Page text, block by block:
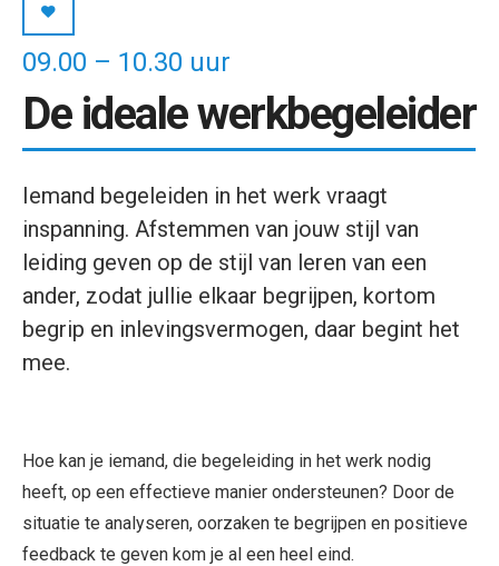
09.00 – 10.30 uur
De ideale werkbegeleider
Iemand begeleiden in het werk vraagt
inspanning. Afstemmen van jouw stijl van
leiding geven op de stijl van leren van een
ander, zodat jullie elkaar begrijpen, kortom
begrip en inlevingsvermogen, daar begint het
mee.
Hoe kan je iemand, die begeleiding in het werk nodig
heeft, op een effectieve manier ondersteunen? Door de
situatie te analyseren, oorzaken te begrijpen en positieve
feedback te geven kom je al een heel eind.